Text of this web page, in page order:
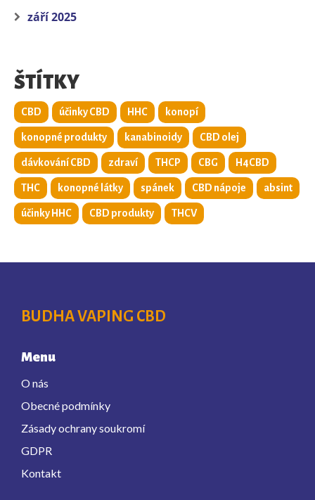
září 2025
ŠTÍTKY
CBD účinky CBD HHC konopí
konopné produkty kanabinoidy CBD olej
dávkování CBD zdraví THCP CBG H4CBD
THC konopné látky spánek CBD nápoje absint
účinky HHC CBD produkty THCV
BUDHA VAPING CBD
Menu
O nás
Obecné podmínky
Zásady ochrany soukromí
GDPR
Kontakt